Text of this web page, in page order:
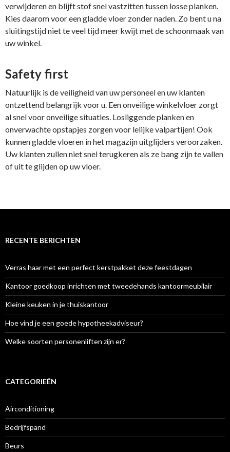
verwijderen en blijft stof snel vastzitten tussen losse planken.
Kies daarom voor een gladde vloer zonder naden. Zo bent u na
sluitingstijd niet te veel tijd meer kwijt met de schoonmaak van
uw winkel.
Safety first
Natuurlijk is de veiligheid van uw personeel en uw klanten
ontzettend belangrijk voor u. Een onveilige winkelvloer zorgt
al snel voor onveilige situaties. Losliggende planken en
onverwachte opstapjes zorgen voor lelijke valpartijen! Ook
kunnen gladde vloeren in het magazijn uitglijders veroorzaken.
Uw klanten zullen niet snel terugkeren als ze bang zijn te vallen
of uit te glijden op uw vloer.
RECENTE BERICHTEN
Verras haar met een perfect kerstpakket deze feestdagen
Kantoor goedkoop inrichten met tweedehands kantoormeubilair
Kleine keuken in je thuiskantoor
Hoe vind je een goede hypotheekadviseur?
Welke soorten personenliften zijn er?
CATEGORIEËN
Airconditioning
Bedrijfspand
Beurs